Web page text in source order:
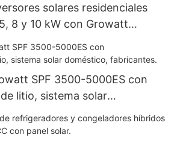
solares residenciales
8 y 10 kW con Growatt
SPF 3500-5000ES con
litio, sistema solar